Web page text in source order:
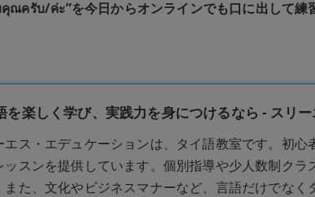
ณครับ/ค่ะ”を今日からオンラインでも口に出して練
を楽しく学び、実践力を身につけるなら - スリ
エス・エデュケーションは、タイ語教室です。初
ッスンを提供しています。個別指導や少人数制ク
また、文化やビジネスマナーなど、言語だけでな